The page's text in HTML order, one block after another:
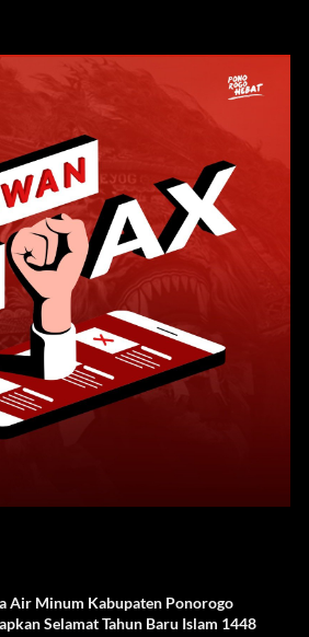
Air Minum Kabupaten Ponorogo
Selamat Tahun Baru Islam 1448